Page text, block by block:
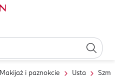
Makijaż i paznokcie Usta